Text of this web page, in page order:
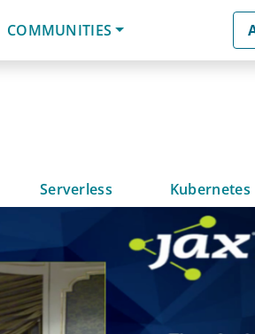
COMMUNITIES
Serverless Kubernetes